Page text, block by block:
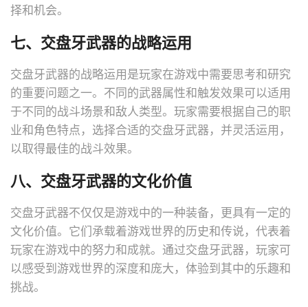
择和机会。
七、交盘牙武器的战略运用
交盘牙武器的战略运用是玩家在游戏中需要思考和研究
的重要问题之一。不同的武器属性和触发效果可以适用
于不同的战斗场景和敌人类型。玩家需要根据自己的职
业和角色特点，选择合适的交盘牙武器，并灵活运用，
以取得最佳的战斗效果。
八、交盘牙武器的文化价值
交盘牙武器不仅仅是游戏中的一种装备，更具有一定的
文化价值。它们承载着游戏世界的历史和传说，代表着
玩家在游戏中的努力和成就。通过交盘牙武器，玩家可
以感受到游戏世界的深度和庞大，体验到其中的乐趣和
挑战。